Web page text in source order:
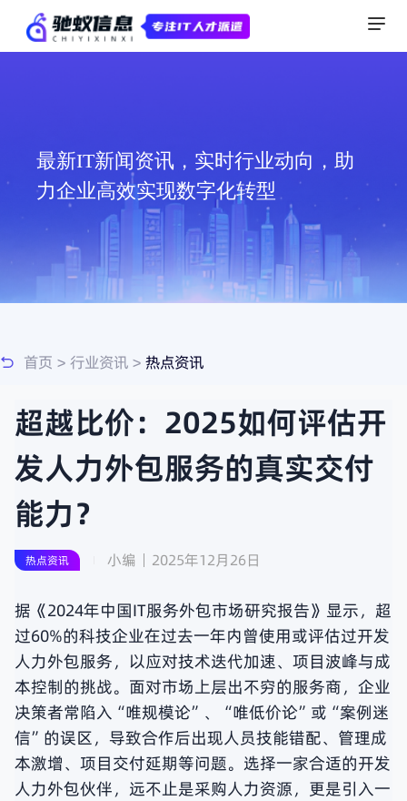
最新IT新闻资讯，实时行业动向，助
力企业高效实现数字化转型
首页 > 行业资讯 > 热点资讯
超越比价：2025如何评估开
发人力外包服务的真实交付
能力？
热点资讯 小编 2025年12月26日
据《2024年中国IT服务外包市场研究报告》显示，超
过60%的科技企业在过去一年内曾使用或评估过开发
人力外包服务，以应对技术迭代加速、项目波峰与成
本控制的挑战。面对市场上层出不穷的服务商，企业
决策者常陷入“唯规模论”、“唯低价论”或“案例迷
信”的误区，导致合作后出现人员技能错配、管理成
本激增、项目交付延期等问题。选择一家合适的开发
人力外包伙伴，远不止是采购人力资源，更是引入一